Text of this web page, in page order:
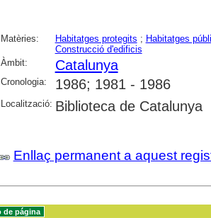
Matèries: Habitatges protegits ; Habitatges
Construcció d'edificis
Àmbit:
Catalunya
Cronologia: 1986; 1981 - 1986
Localització: Biblioteca de Catalunya
Enllaç permanent a aquest